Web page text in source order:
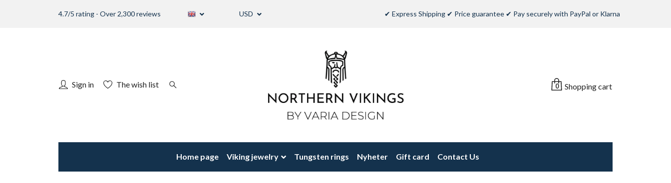
4.7/5 rating - Over 2,300 reviews USD ✔ Express Shipping ✔ Price guarantee ✔ Pay securely with PayPal or Klarna
Sign in The wish list 0 Shopping cart
Home page Viking jewelry Tungsten rings Nyheter Gift card Contact Us